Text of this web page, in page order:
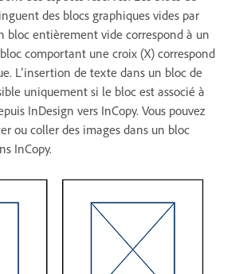
des blocs graphiques vides par
bloc entièrement vide correspond à un
comportant une croix (X) correspond
L’insertion de texte dans un bloc de
uniquement si le bloc est associé à
InDesign vers InCopy. Vous pouvez
ou coller des images dans un bloc
InCopy.